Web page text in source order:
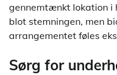
gennemtænkt lokation i
blot stemningen, men
arrangementet føles
Sørg for